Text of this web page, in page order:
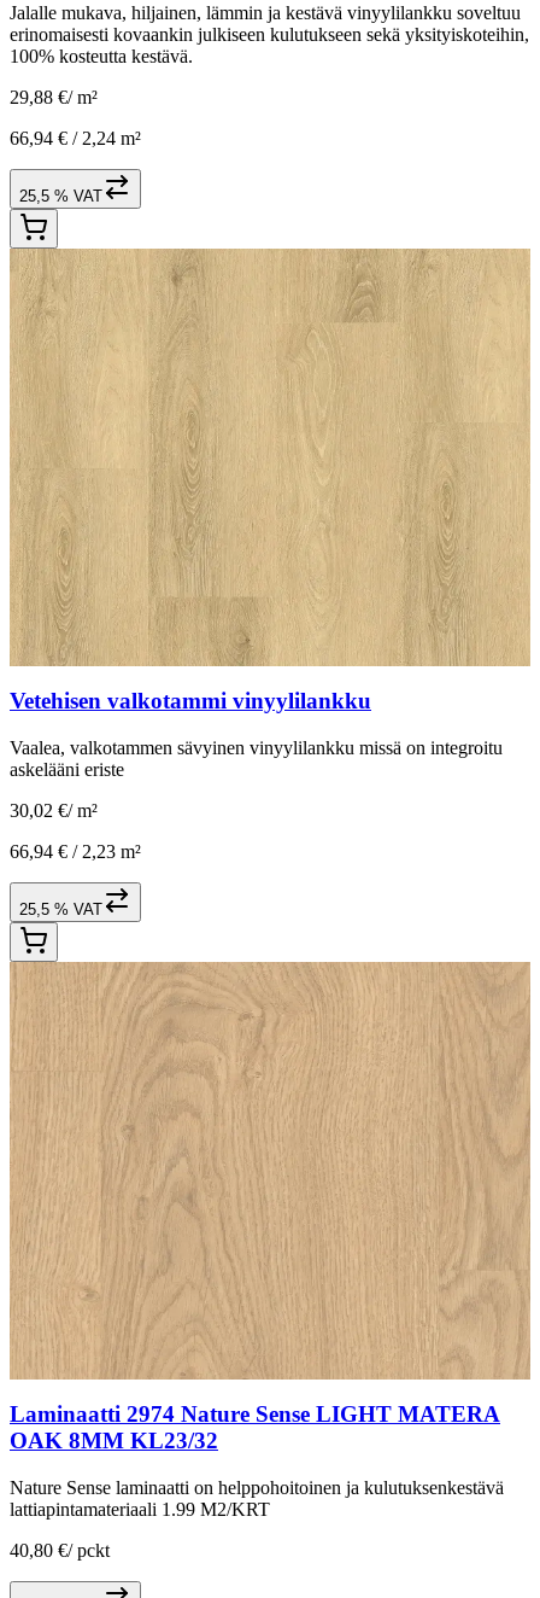
Jalalle mukava, hiljainen, lämmin ja kestävä vinyylilankku soveltuu
erinomaisesti kovaankin julkiseen kulutukseen sekä yksityiskoteihin,
100% kosteutta kestävä.
29,88 €/ m²
66,94 € / 2,24 m²
25,5 % VAT
Vetehisen valkotammi vinyylilankku
Vaalea, valkotammen sävyinen vinyylilankku missä on integroitu
askelääni eriste
30,02 €/ m²
66,94 € / 2,23 m²
25,5 % VAT
Laminaatti 2974 Nature Sense LIGHT MATERA
OAK 8MM KL23/32
Nature Sense laminaatti on helppohoitoinen ja kulutuksenkestävä
lattiapintamateriaali 1.99 M2/KRT
40,80 €/ pckt